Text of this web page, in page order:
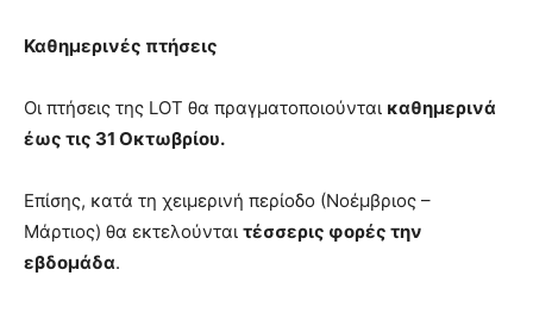
Καθημερινές πτήσεις
Οι πτήσεις της LOT θα πραγματοποιούνται καθημερινά
έως τις 31 Οκτωβρίου.
Επίσης, κατά τη χειμερινή περίοδο (Νοέμβριος –
Μάρτιος) θα εκτελούνται τέσσερις φορές την
εβδομάδα.